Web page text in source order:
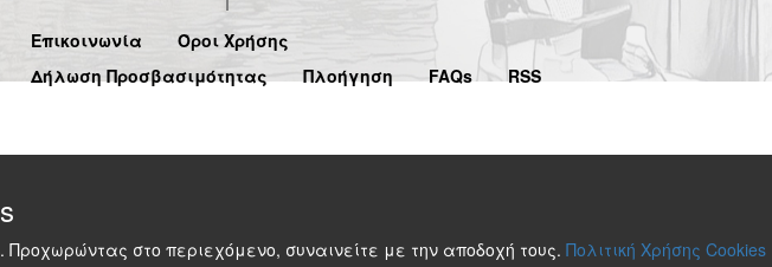
Επικοινωνία
Όροι Χρήσης
Δήλωση Προσβασιμότητας
Πλοήγηση FAQs RSS
Προχωρώντας στο περιεχόμενο, συναινείτε με την αποδοχή τους. Πολιτική Χρήσης Cookies